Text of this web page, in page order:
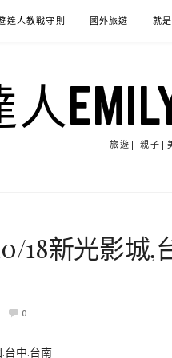
達人教戰守則 國外旅遊 就
人
旅遊| 親子|
18新光影城,
0